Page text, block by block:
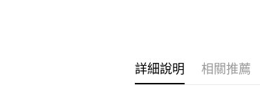
詳細說明 相關推薦